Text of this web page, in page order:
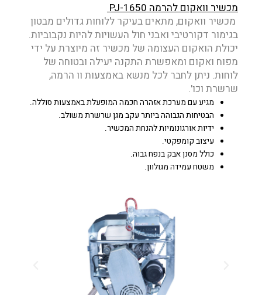
מכשיר וואקום להרמה PJ-1650
מכשיר וואקום, מתאים בעיקר ללוחות גדולים מבטון
בגימור דקורטיבי ואבני חול העשויות להיות נקבוביות.
יכולת הואקום העצומה של מכשיר זה מיוצרת על ידי
מפוח ואקום ומאפשרת התקנה יעילה ובטוחה של
לוחות. ניתן לחבר לכל מנשא באמצעות וו הרמה,
שרשרת וכו'.
מגיע עם מערכת אזהרה חכמה המופעלת באמצעות סוללה.
הבטיחות הגבוהה ביותר עקב מגן שרשרת משולב.
ידיות אורגונומיות להנחת המכשיר.
עיצוב קומפקטי.
כולל מסנן אבק בנפח גבוה.
משטח עמידה מגולוון.